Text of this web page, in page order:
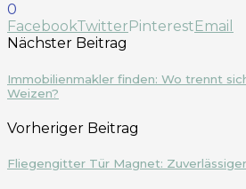
0
FacebookTwitter Pinterest Email
Nächster Beitrag
Immobilienmakler finden: Wo trennt
Weizen?
Vorheriger Beitrag
Fliegengitter Tür Magnet: